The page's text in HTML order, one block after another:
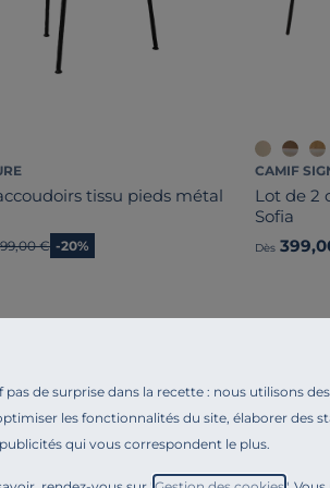
pas de surprise dans la recette : nous utilisons
les fonctionnalités du site, élaborer des
qui vous correspondent le plus.
tissu pieds métal
prix
€ -20%
CAMIF
Lot de 2
Sofia
Dès